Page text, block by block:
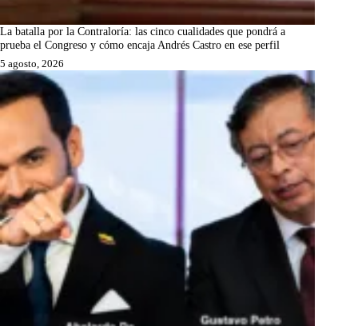
La batalla por la Contraloría: las cinco cualidades que pondrá a
prueba el Congreso y cómo encaja Andrés Castro en ese perfil
5 agosto, 2026